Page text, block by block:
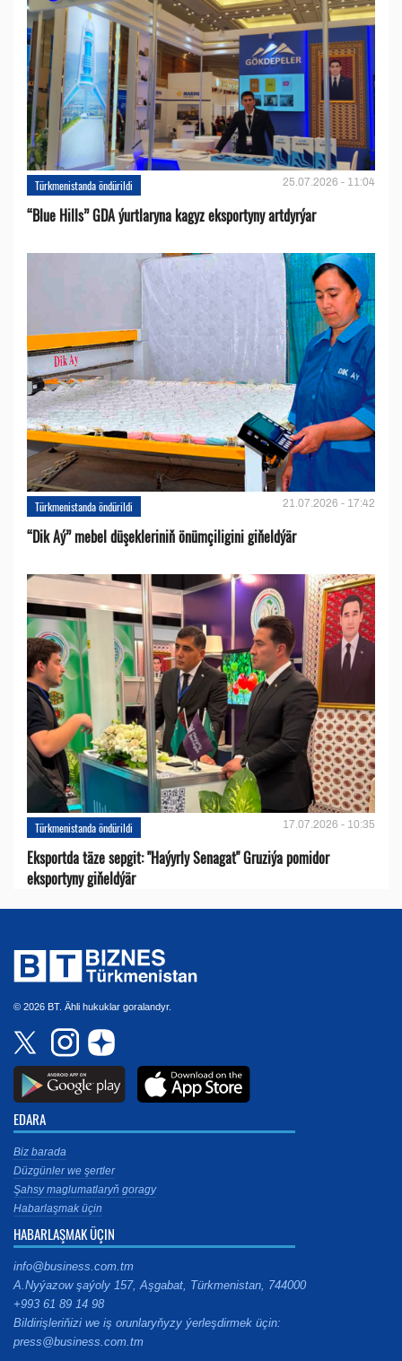
Türkmenistanda öndürildi 25.07.2026 - 11:04
“Blue Hills” GDA ýurtlaryna kagyz eksportyny artdyrýar
Türkmenistanda öndürildi 21.07.2026 - 17:42
“Dik Aý” mebel düşekleriniň önümçiligini giňeldýär
Türkmenistanda öndürildi 17.07.2026 - 10:35
Eksportda täze sepgit: "Haýyrly Senagat" Gruziýa pomidor
eksportyny giňeldýär
© 2026 BT. Ähli hukuklar goralandyr.
EDARA
Biz barada
Düzgünler we şertler
Şahsy maglumatlaryň goragy
Habarlaşmak üçin
HABARLAŞMAK ÜÇIN
info@business.com.tm
A.Nyýazow şaýoly 157, Aşgabat, Türkmenistan, 744000
+993 61 89 14 98
Bildirişleriňizi we iş orunlaryňyzy ýerleşdirmek üçin:
press@business.com.tm